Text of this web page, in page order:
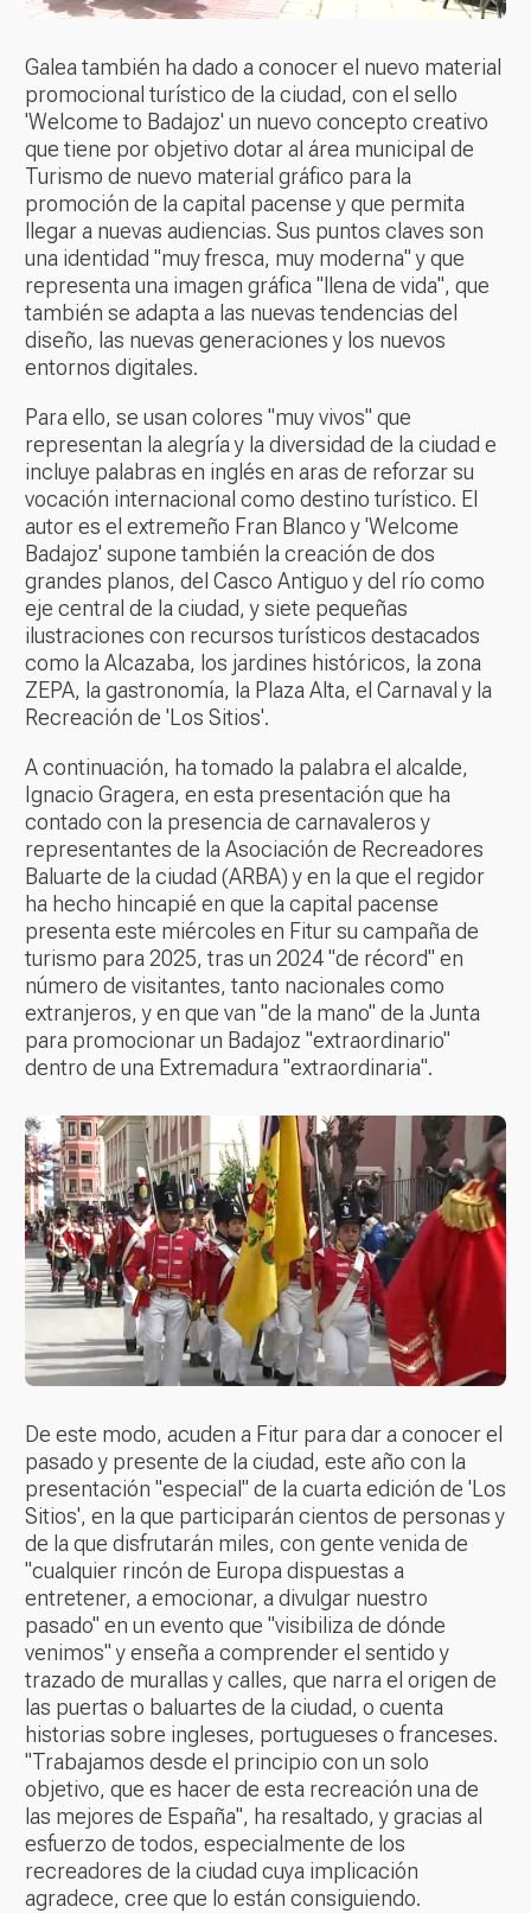
Galea también ha dado a conocer el nuevo material
promocional turístico de la ciudad, con el sello
'Welcome to Badajoz' un nuevo concepto creativo
que tiene por objetivo dotar al área municipal de
Turismo de nuevo material gráfico para la
promoción de la capital pacense y que permita
llegar a nuevas audiencias. Sus puntos claves son
una identidad "muy fresca, muy moderna" y que
representa una imagen gráfica "llena de vida", que
también se adapta a las nuevas tendencias del
diseño, las nuevas generaciones y los nuevos
entornos digitales.
Para ello, se usan colores "muy vivos" que
representan la alegría y la diversidad de la ciudad e
incluye palabras en inglés en aras de reforzar su
vocación internacional como destino turístico. El
autor es el extremeño Fran Blanco y 'Welcome
Badajoz' supone también la creación de dos
grandes planos, del Casco Antiguo y del río como
eje central de la ciudad, y siete pequeñas
ilustraciones con recursos turísticos destacados
como la Alcazaba, los jardines históricos, la zona
ZEPA, la gastronomía, la Plaza Alta, el Carnaval y la
Recreación de 'Los Sitios'.
A continuación, ha tomado la palabra el alcalde,
Ignacio Gragera, en esta presentación que ha
contado con la presencia de carnavaleros y
representantes de la Asociación de Recreadores
Baluarte de la ciudad (ARBA) y en la que el regidor
ha hecho hincapié en que la capital pacense
presenta este miércoles en Fitur su campaña de
turismo para 2025, tras un 2024 "de récord" en
número de visitantes, tanto nacionales como
extranjeros, y en que van "de la mano" de la Junta
para promocionar un Badajoz "extraordinario"
dentro de una Extremadura "extraordinaria".
De este modo, acuden a Fitur para dar a conocer el
pasado y presente de la ciudad, este año con la
presentación "especial" de la cuarta edición de 'Los
Sitios', en la que participarán cientos de personas y
de la que disfrutarán miles, con gente venida de
"cualquier rincón de Europa dispuestas a
entretener, a emocionar, a divulgar nuestro
pasado" en un evento que "visibiliza de dónde
venimos" y enseña a comprender el sentido y
trazado de murallas y calles, que narra el origen de
las puertas o baluartes de la ciudad, o cuenta
historias sobre ingleses, portugueses o franceses.
"Trabajamos desde el principio con un solo
objetivo, que es hacer de esta recreación una de
las mejores de España", ha resaltado, y gracias al
esfuerzo de todos, especialmente de los
recreadores de la ciudad cuya implicación
agradece, cree que lo están consiguiendo.